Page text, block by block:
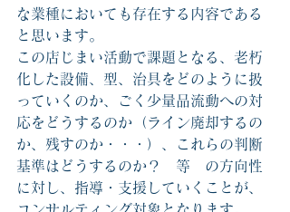
な業種においても存在する内容である
と思います。
この店じまい活動で課題となる、老朽
化した設備、型、治具をどのように扱
っていくのか、ごく少量品流動への対
応をどうするのか（ライン廃却するの
か、残すのか・・・）、これらの判断
基準はどうするのか？　等　の方向性
に対し、指導・支援していくことが、